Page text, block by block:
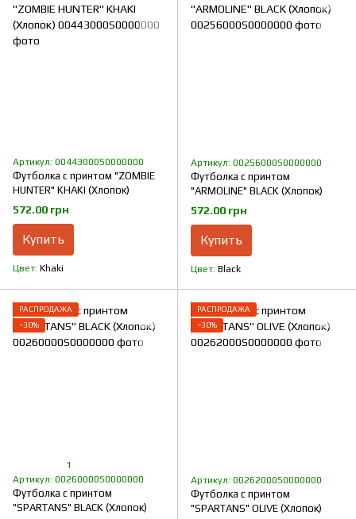
Артикул: 00443000S0000000
Футболка с принтом "ZOMBIE
HUNTER" KHAKI (Хлопок)
572.00 грн
Купить
Цвет Khaki
Артикул: 00256000S0000000
Футболка с принтом
"ARMOLINE" BLACK (Хлопок)
572.00 грн
Купить
Цвет Black
РАСПРОДАЖА
−30%
1
Артикул: 00260000S0000000
Футболка с принтом
"SPARTANS" BLACK (Хлопок)
РАСПРОДАЖА
−30%
Артикул: 00262000S0000000
Футболка с принтом
"SPARTANS" OLIVE (Хлопок)